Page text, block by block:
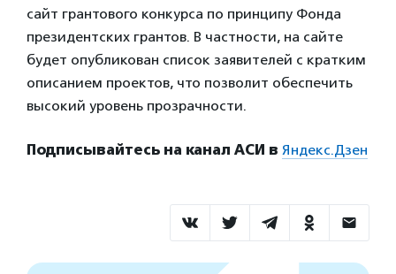
сайт грантового конкурса по принципу Фонда
президентских грантов. В частности, на сайте
будет опубликован список заявителей с кратким
описанием проектов, что позволит обеспечить
высокий уровень прозрачности.
Подписывайтесь на канал АСИ в Яндекс.Дзен